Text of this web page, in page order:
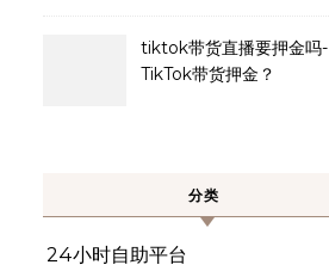
tiktok带货直播要押金吗-
TikTok带货押金？
分类
24小时自助平台